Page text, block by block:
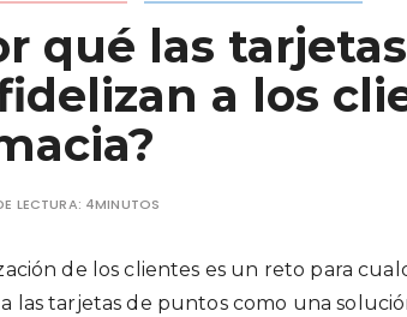
qué las
a los
LECTURA: 4MINUTOS
de los clientes es un reto para
las tarjetas de puntos como una